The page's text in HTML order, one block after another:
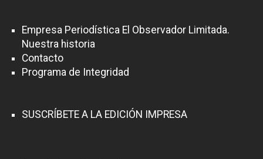
Empresa Periodística El Observador Limitada.
Nuestra historia
Contacto
Programa de Integridad
SUSCRÍBETE A LA EDICIÓN IMPRESA